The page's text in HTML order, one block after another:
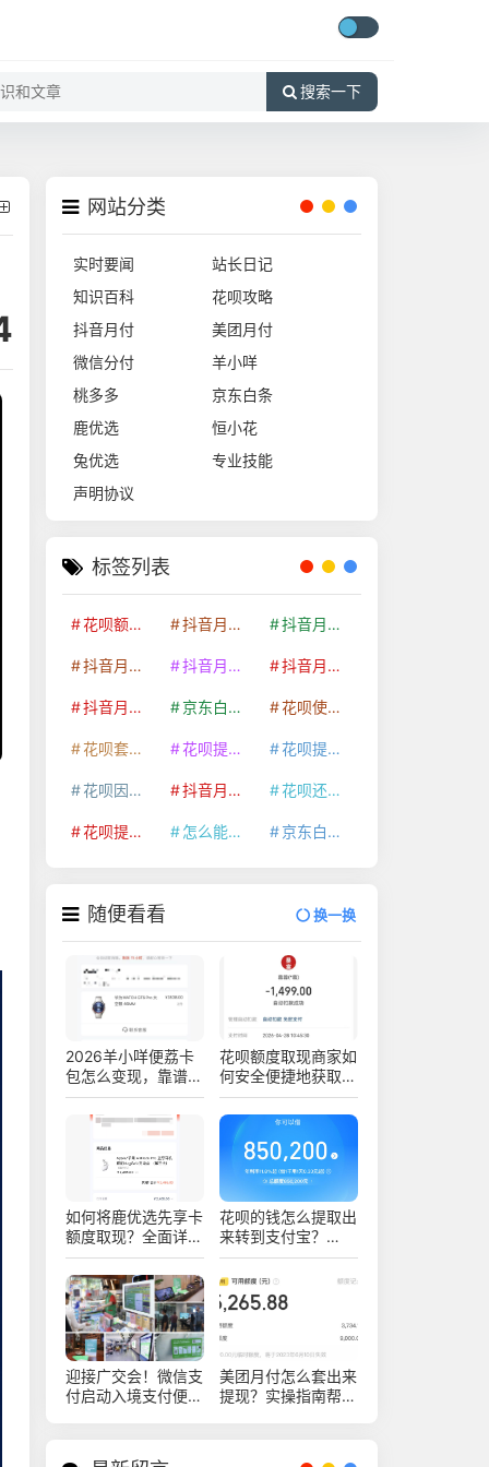
搜索一下
网站分类
实时要闻
站长日记
知识百科
花呗攻略
抖音月付
美团月付
微信分付
羊小咩
桃多多
京东白条
鹿优选
恒小花
兔优选
专业技能
声明协议
标签列表
花呗额度提升 抖音月付套现24小时接单 抖音月付套现怎么套
抖音月付套现多少手续费 抖音月付套现商家有哪些 抖音月付套现30秒技巧
抖音月付套现最新方法 京东白条额度提升 花呗使用技巧
花呗套取现金最佳方法 花呗提额技巧 花呗提现怎么操作
花呗因为套现被限额了这种情况要多久才会好 抖音月付套现秒回100起 花呗还款技巧
花呗提现到银行卡 怎么能把京东白条额度钱套出来 京东白条套出来手续费多少
随便看看 换一换
2026羊小咩便荔卡
包怎么变现，靠谱商
家实操流程讲解
花呗额度取现商家如
何安全便捷地获取现
金？七个方法和四个
注意事项要知道！
如何将鹿优选先享卡
额度取现？全面详解
及实用技巧
花呗的钱怎么提取出
来转到支付宝？
2026年具体步骤是
什么？
迎接广交会！微信支
付启动入境支付便利
美团月付怎么套出来
提现？实操指南帮你